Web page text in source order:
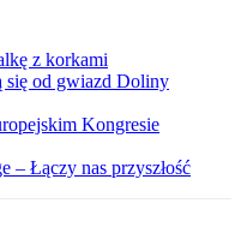
z korkami
się od gwiazd Doliny
Kongresie
– Łączy nas przyszłość